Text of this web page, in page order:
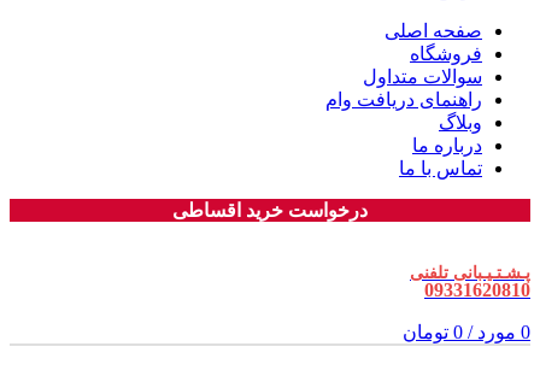
صفحه اصلی
فروشگاه
سوالات متداول
راهنمای دریافت وام
وبلاگ
درباره ما
تماس با ما
درخواست خرید اقساطی
پـشـتـیـبانی تلفنی
09331620810
0 مورد /
0 تومان